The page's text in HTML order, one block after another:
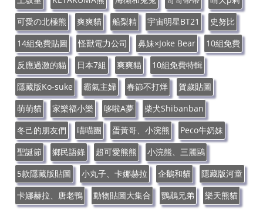
可愛の北極熊
爽爽貓 船梨精 宇宙明星BT21
史努比
14組免費貼圖
怪獸電力公司 鼻妹×Joke Bear
10組免費
反應過激的貓
日本7組 爽爽貓
10組免費特輯
隱藏版Ko-suke
霸氣主婦 春節不打烊
賀歲貼圖
萌萌貓
家樂福小樂 哆啦A夢
柴犬Shibanban
冬己的朋友們
喵喵團 蛋黃哥、小浣熊
Peco牛奶妹
聖誕節
鄉民語錄 超可愛熊熊
小浣熊、三麗鷗
5款隱藏版貼圖
小丸子、卡娜赫拉 企鵝和貓
隱藏版河童
卡娜赫拉、唐老鴨
動物貼圖大集合 鸚鵡兄弟 樂天熊貓